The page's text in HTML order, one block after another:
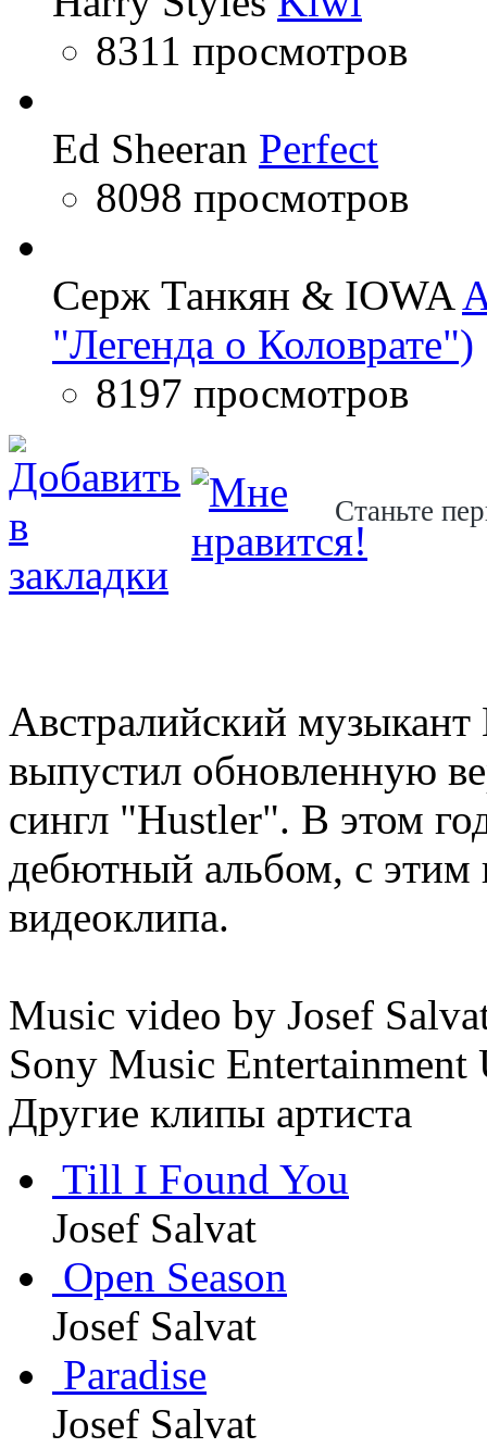
8311 просмотров
Ed Sheeran Perfect
8098 просмотров
Серж Танкян & IOWA
"Легенда о Коловрате")
8197 просмотров
Станьте
Австралийский
выпустил обновленную
сингл "Hustler". В этом
дебютный альбом, с этим
видеоклипа.
Music video by Josef
Sony Music
Другие клипы артиста
Till I Found You
Josef Salvat
Open Season
Josef Salvat
Paradise
Josef Salvat